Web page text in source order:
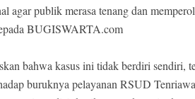
agar publik merasa tenang dan
BUGISWARTA.com
bahwa kasus ini tidak berdiri sendiri,
buruknya pelayanan RSUD